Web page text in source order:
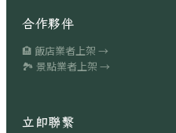
合作夥伴
🏨 飯店業者上架 →
🏞 景點業者上架 →
立即聯繫